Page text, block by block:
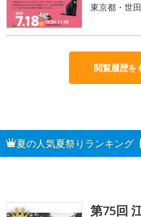
東京都・世
閲覧履歴を
夏の人気夏祭りランキング
第75回